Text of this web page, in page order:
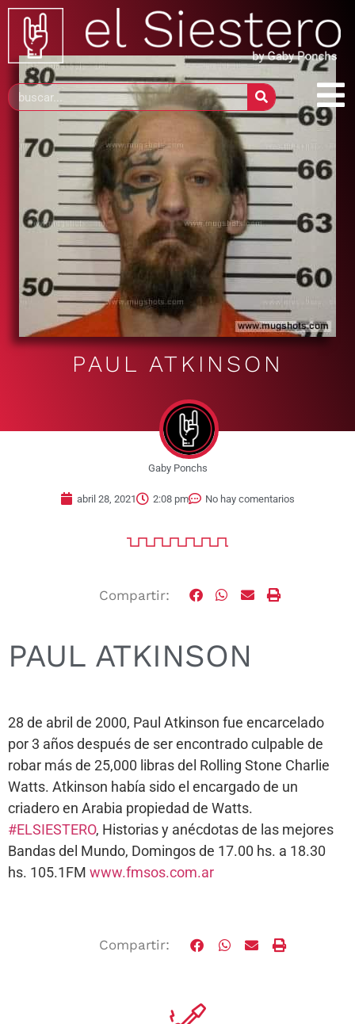
PAUL ATKINSON
Gaby Ponchs
abril 28, 2021 2:08 pm No hay comentarios
Compartir:
PAUL ATKINSON
28 de abril de 2000, Paul Atkinson fue encarcelado
por 3 años después de ser encontrado culpable de
robar más de 25,000 libras del Rolling Stone Charlie
Watts. Atkinson había sido el encargado de un
criadero en Arabia propiedad de Watts.
#ELSIESTERO, Historias y anécdotas de las mejores
Bandas del Mundo, Domingos de 17.00 hs. a 18.30
hs. 105.1FM www.fmsos.com.ar
Compartir: